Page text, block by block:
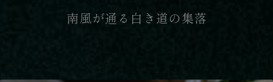
南風が通る白き道の集落